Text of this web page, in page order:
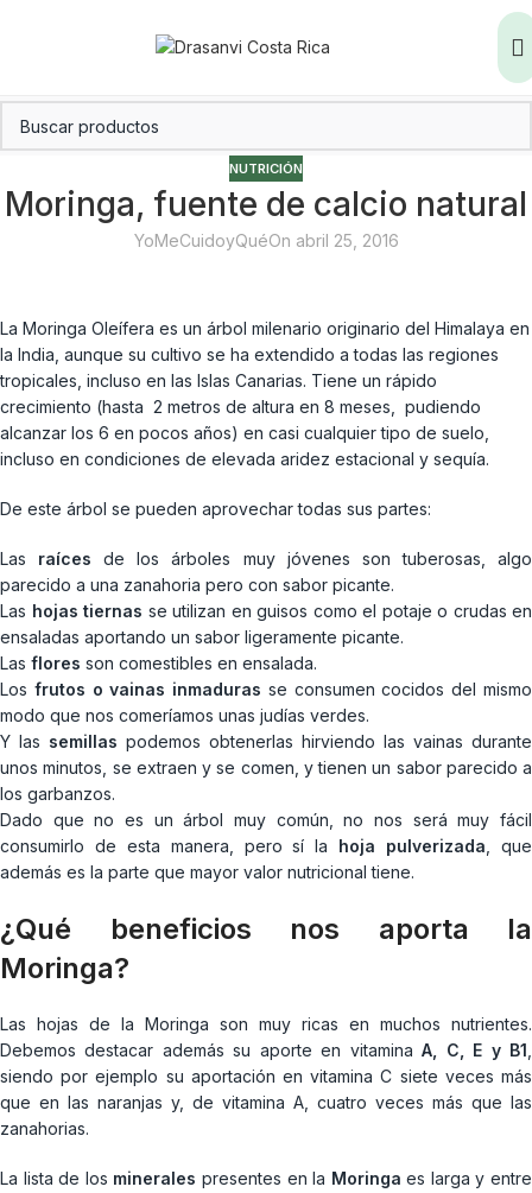
NUTRICIÓN
Moringa, fuente de calcio natural
YoMeCuidoyQuéOn abril 25, 2016
La Moringa Oleífera es un árbol milenario originario del Himalaya en
la India, aunque su cultivo se ha extendido a todas las regiones
tropicales, incluso en las Islas Canarias. Tiene un rápido
crecimiento (hasta 2 metros de altura en 8 meses, pudiendo
alcanzar los 6 en pocos años) en casi cualquier tipo de suelo,
incluso en condiciones de elevada aridez estacional y sequía.
De este árbol se pueden aprovechar todas sus partes:
Las raíces de los árboles muy jóvenes son tuberosas, algo
parecido a una zanahoria pero con sabor picante.
Las hojas tiernas se utilizan en guisos como el potaje o crudas en
ensaladas aportando un sabor ligeramente picante.
Las flores son comestibles en ensalada.
Los frutos o vainas inmaduras se consumen cocidos del mismo
modo que nos comeríamos unas judías verdes.
Y las semillas podemos obtenerlas hirviendo las vainas durante
unos minutos, se extraen y se comen, y tienen un sabor parecido a
los garbanzos.
Dado que no es un árbol muy común, no nos será muy fácil
consumirlo de esta manera, pero sí la hoja pulverizada , que
además es la parte que mayor valor nutricional tiene.
¿Qué beneficios nos aporta la
Moringa?
Las hojas de la Moringa son muy ricas en muchos nutrientes.
Debemos destacar además su aporte en vitaminaA, C, E y B1
siendo por ejemplo su aportación en vitamina C siete veces más
que en las naranjas y, de vitamina A, cuatro veces más que las
zanahorias.
La lista de los minerales presentes en la Moringa es larga y entre